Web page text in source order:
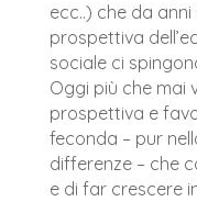
ecc..) che da
prospettiva
sociale ci
Oggi più che mai
prospettiva e
feconda – pur
differenze – che
e di far crescere